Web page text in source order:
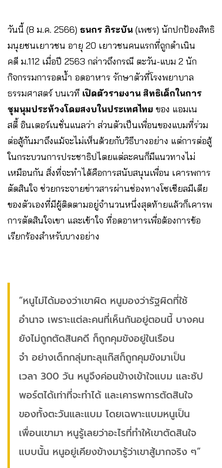
วันนี้ (8 ม.ค. 2566) ธนกร ภิระบัน (เพชร) นักปกป้องสิทธิ
มนุยชนเยาวชน อายุ 20 เยาวชนคนแรกที่ถูกดำเนิน
คดี ม.112 เมื่อปี 2563 กล่าวถึงกรณี ตะวัน-แบม 2 นัก
กิจกรรมการอดน้ำ อดอาหาร รักษาตัวที่โรงพยาบาล
ธรรมศาสตร์ บนเวที เปิดตัวรายงาน สิทธิเด็กในการ
ชุมนุมประท้วงโดยสงบในประเทศไทย ของ แอมเน
สตี้ อินเตอร์เนชั่นแนลว่า ส่วนตัวเป็นเพื่อนของแบมที่ร่วม
ต่อสู้กันมาถึงแม้จะไม่เห็นด้วยกับวิธีบางอย่าง แต่การต่อสู้
ในกระบวนการประชาธิปไตยแต่ละคนก็มีแนวทางไม่
เหมือนกัน สิ่งที่จะทำได้คือการสนับสนุนเพื่อน เคารพการ
ตัดสินใจ ช่วยกระจายข่าวสารผ่านช่องทางโซเชียลมีเดีย
ของตัวเองที่มีผู้ติดตามอยู่จำนวนหนึ่งสุดท้ายแล้วก็เคารพ
การตัดสินใจเขา และเข้าใจ ที่อดอาหารเพื่อต้องการข้อ
เรียกร้องสำหรับบางอย่าง
“หนูไม่ได้มองว่าเขาผิด หนูมองว่ารัฐผิดที่ใช้
อำนาจ เพราะแต่ละคนที่เห็นกันอยู่ตอนนี้ บางคน
ยังไม่ถูกตัดสินคดี ก็ถูกคุมขังอยู่ในเรือน
จำ อย่างเด็กกลุ่มทะลุแก๊สก็ถูกคุมขังมาเป็น
เวลา 300 วัน หนูจึงค่อนข้างเข้าใจแบม และซัป
พอร์ตได้เท่าที่จะทำได้ และเคารพการตัดสินใจ
ของทั้งตะวันและแบม โดยเฉพาะแบมหนูเป็น
เพื่อนเขามา หนูรู้เลยว่าอะไรที่ทำให้เขาตัดสินใจ
แบบนั้น หนูอยู่เคียงข้างมารู้ว่าเขาสู้มากจริง ๆ”